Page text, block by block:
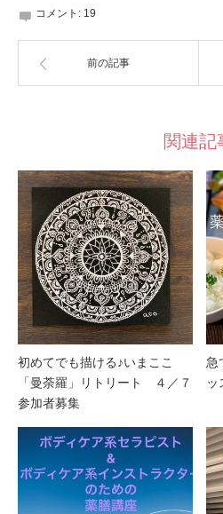
コメント: 19
前の記事
関連記
初めてでも描ける♪いまここ
「曼荼羅」リトリート ４／７
参加者募集
急
ッ